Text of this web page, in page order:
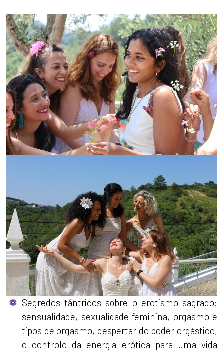
Segredos tântricos sobre o erotismo sagrado:
sensualidade, sexualidade feminina, orgasmo e
tipos de orgasmo, despertar do poder orgástico,
o controlo da energia erótica para uma vida